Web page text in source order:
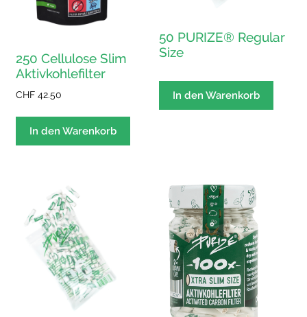
250 Cellulose Slim
Aktivkohlefilter
CHF 42.50
In den Warenkorb
50 PURIZE® Regular
Size
In den Warenkorb